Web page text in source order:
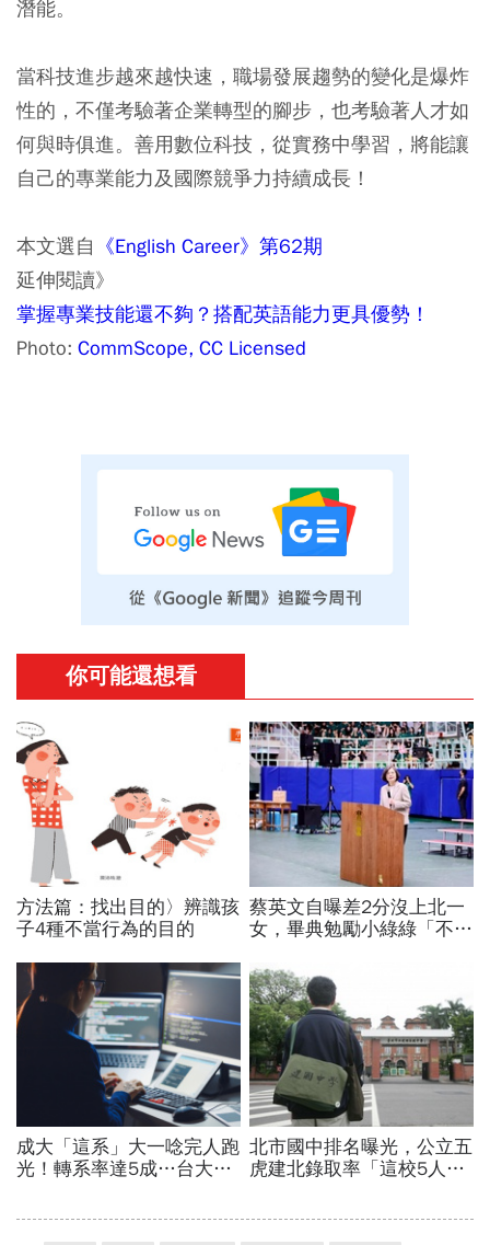
潛能。
當科技進步越來越快速，職場發展趨勢的變化是爆炸
性的，不僅考驗著企業轉型的腳步，也考驗著人才如
何與時俱進。善用數位科技，從實務中學習，將能讓
自己的專業能力及國際競爭力持續成長！
本文選自 《English Career》第62期
延伸閱讀》
掌握專業技能還不夠？搭配英語能力更具優勢！
Photo: CommScope, CC Licensed